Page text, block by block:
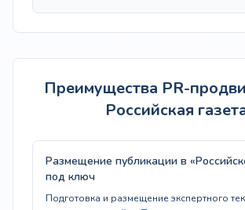
Преимущества PR-
Российская
Размещение публикации в
под ключ
Подготовка и размещение экспертного